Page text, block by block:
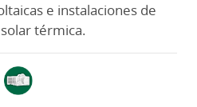
e instalaciones de
térmica.